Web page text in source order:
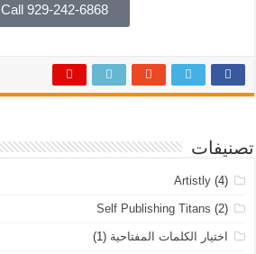
Call 929-242-6868
تصنيفات
Artistly(4)
Self Publishing Titans (2)
اختيار الكلمات المفتاحية (1)